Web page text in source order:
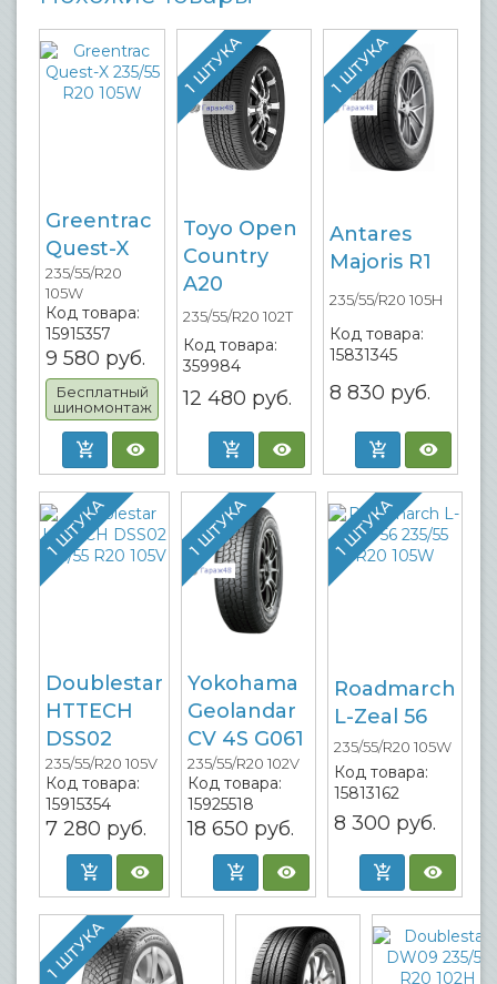
Greentrac
Quest-X
235/55/R20
105W
Код товара:
15915357
9 580 руб.
Бесплатный
шиномонтаж
1 ШТУКА
Toyo Open
Country
A20
235/55/R20 102T
Код товара:
359984
12 480 руб.
1 ШТУКА
Antares
Majoris R1
235/55/R20 105H
Код товара:
15831345
8 830 руб.
1 ШТУКА
Doublestar
HTTECH
DSS02
235/55/R20 105V
Код товара:
15915354
7 280 руб.
1 ШТУКА
Yokohama
Geolandar
CV 4S G061
235/55/R20 102V
Код товара:
15925518
18 650 руб.
1 ШТУКА
Roadmarch
L-Zeal 56
235/55/R20 105W
Код товара:
15813162
8 300 руб.
1 ШТУКА